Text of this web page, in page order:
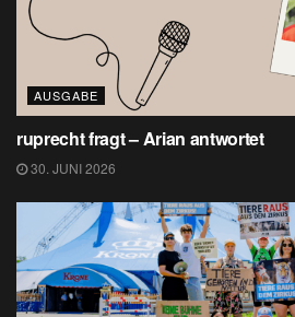
AUSGABE
ruprecht fragt – Arian antwortet
30. JUNI 2026